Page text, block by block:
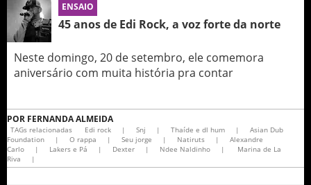
ENSAIO
45 anos de Edi Rock, a voz forte da norte
Neste domingo, 20 de setembro, ele comemora
aniversário com muita história pra contar
POR FERNANDA ALMEIDA
TAGs relacionadas Edi rock | Snj | Thaíde e dl hum |
Asian Dub
Foundation
| O rappa | Seu jorge | Natiruts |
Alexandre
Carlo
| Lakers e Pá | Dexter | Ndee Naldinho |
Marina de La
Riva
|